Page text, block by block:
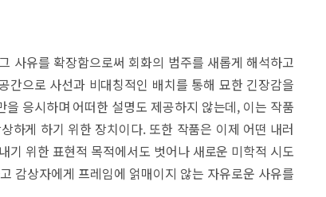
사유를 확장함으로써 회화의 범주를 새롭게 해석하고
으로 사선과 비대칭적인 배치를 통해 묘한 긴장감을
응시하며 어떠한 설명도 제공하지 않는데, 이는 작품
하게 하기 위한 장치이다. 또한 작품은 이제 어떤 내러
기 위한 표현적 목적에서도 벗어나 새로운 미학적 시도
감상자에게 프레임에 얽매이지 않는 자유로운 사유를